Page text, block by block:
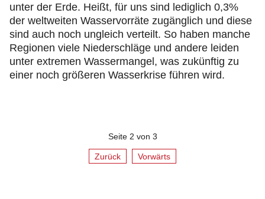
unter der Erde. Heißt, für uns sind lediglich 0,3%
der weltweiten Wasservorräte zugänglich und diese
sind auch noch ungleich verteilt. So haben manche
Regionen viele Niederschläge und andere leiden
unter extremen Wassermangel, was zukünftig zu
einer noch größeren Wasserkrise führen wird.
Seite 2 von 3
Zurück Vorwärts